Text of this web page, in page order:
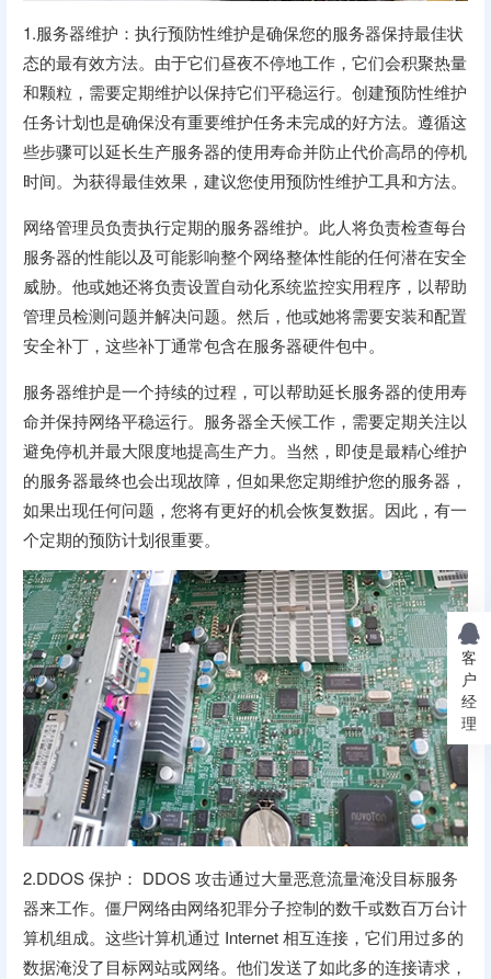
1.服务器维护：执行预防性维护是确保您的服务器保持最佳状
态的最有效方法。由于它们昼夜不停地工作，它们会积聚热量
和颗粒，需要定期维护以保持它们平稳运行。创建预防性维护
任务计划也是确保没有重要维护任务未完成的好方法。遵循这
些步骤可以延长生产服务器的使用寿命并防止代价高昂的停机
时间。为获得最佳效果，建议您使用预防性维护工具和方法。
网络管理员负责执行定期的服务器维护。此人将负责检查每台
服务器的性能以及可能影响整个网络整体性能的任何潜在安全
威胁。他或她还将负责设置自动化系统监控实用程序，以帮助
管理员检测问题并解决问题。然后，他或她将需要安装和配置
安全补丁，这些补丁通常包含在服务器硬件包中。
服务器维护是一个持续的过程，可以帮助延长服务器的使用寿
命并保持网络平稳运行。服务器全天候工作，需要定期关注以
避免停机并最大限度地提高生产力。当然，即使是最精心维护
的服务器最终也会出现故障，但如果您定期维护您的服务器，
如果出现任何问题，您将有更好的机会恢复数据。因此，有一
个定期的预防计划很重要。
2.DDOS 保护： DDOS 攻击通过大量恶意流量淹没目标服务
器来工作。僵尸网络由网络犯罪分子控制的数千或数百万台计
算机组成。这些计算机通过 Internet 相互连接，它们用过多的
数据淹没了目标网站或网络。他们发送了如此多的连接请求，
客
户
经
理